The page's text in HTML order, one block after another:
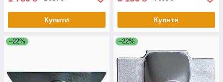
Купити Купити
–22% –22%